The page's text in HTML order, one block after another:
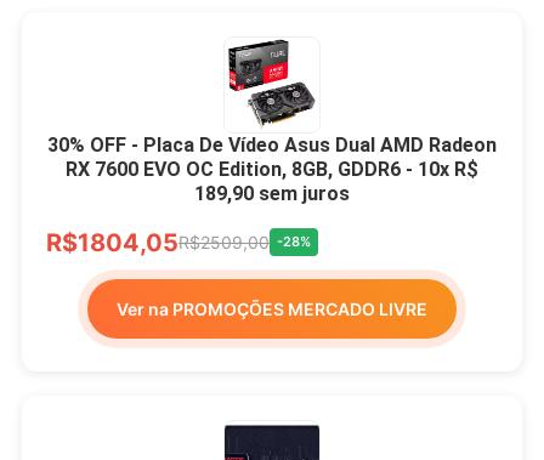
30% OFF - Placa De Vídeo Asus Dual AMD Radeon
RX 7600 EVO OC Edition, 8GB, GDDR6 - 10x R$
189,90 sem juros
R$1804,05R$2509,00 -28%
Ver na PROMOÇÕES MERCADO LIVRE